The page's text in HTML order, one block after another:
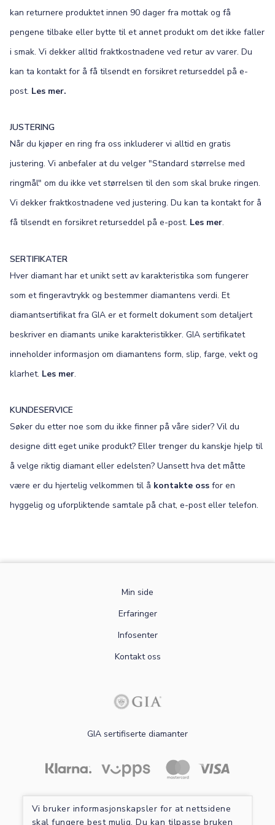
Vi bruker informasjonskapsler for at nettsidene
skal fungere best mulig. Du kan tilpasse bruken
kan returnere produktet innen 90 dager fra mottak og få
pengene tilbake eller bytte til et annet produkt om det ikke faller
i smak. Vi dekker alltid fraktkostnadene ved retur av varer. Du
kan ta kontakt for å få tilsendt en forsikret returseddel på e-
post. Les mer.
JUSTERING
Når du kjøper en ring fra oss inkluderer vi alltid en gratis
justering. Vi anbefaler at du velger "Standard størrelse med
ringmål" om du ikke vet størrelsen til den som skal bruke ringen.
Vi dekker fraktkostnadene ved justering. Du kan ta kontakt for å
få tilsendt en forsikret returseddel på e-post. Les mer.
SERTIFIKATER
Hver diamant har et unikt sett av karakteristika som fungerer
som et fingeravtrykk og bestemmer diamantens verdi. Et
diamantsertifikat fra GIA er et formelt dokument som detaljert
beskriver en diamants unike karakteristikker. GIA sertifikatet
inneholder informasjon om diamantens form, slip, farge, vekt og
klarhet. Les mer.
KUNDESERVICE
Søker du etter noe som du ikke finner på våre sider? Vil du
designe ditt eget unike produkt? Eller trenger du kanskje hjelp til
å velge riktig diamant eller edelsten? Uansett hva det måtte
være er du hjertelig velkommen til å kontakte oss for en
hyggelig og uforpliktende samtale på chat, e-post eller telefon.
Min side
Erfaringer
Infosenter
Kontakt oss
GIA sertifiserte diamanter
Les mer om sikker betaling